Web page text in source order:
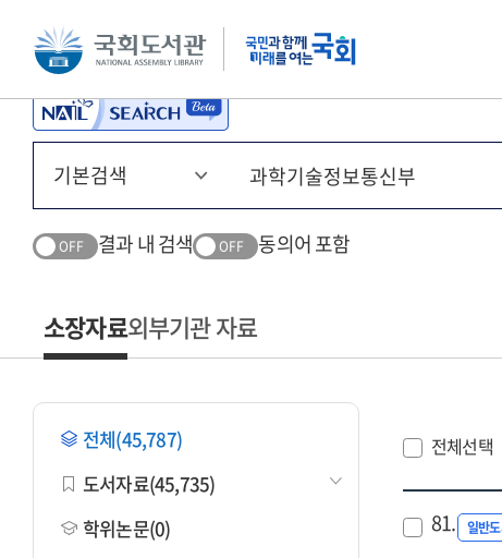
본문 바로가기 주메뉴 바로가기
OFF 결과 내 검색 OFF 동의어 포함
소장자료외부기관 자료
전체(45,787)
도서자료(45,735)
학위논문(0)
전체선택
81. 일반